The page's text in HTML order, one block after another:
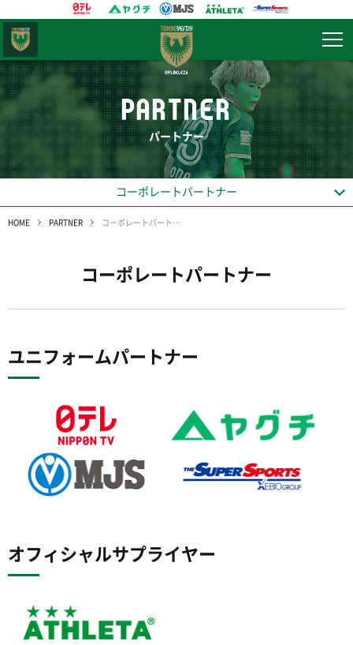
PARTNER
パートナー
コーポレートパートナー
HOME PARTNER コーポレートパートナー
コーポレートパートナー
ユニフォームパートナー
オフィシャルサプライヤー